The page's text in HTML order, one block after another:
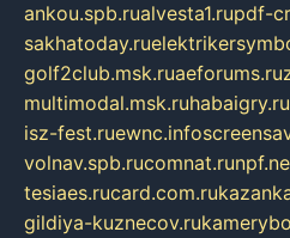
ankou.spb.rualvesta1.rupdf-
sakhatoday.ru
golf2club.msk.ruaeforums.ru
multimodal.msk.ruhabaigry.ru
isz-fest.ruewnc.info
volnav.spb.rucomnat.ru
tesiaes.rucard.com.ru
gildiya-kuznecov.ru